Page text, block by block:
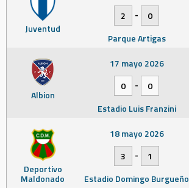
Juventud
2
-
0
Parque Artigas
Albion
17 mayo 2026
0
-
0
Estadio Luis Franzini
Deportivo
Maldonado
18 mayo 2026
3
-
1
Estadio Domingo Burgueño